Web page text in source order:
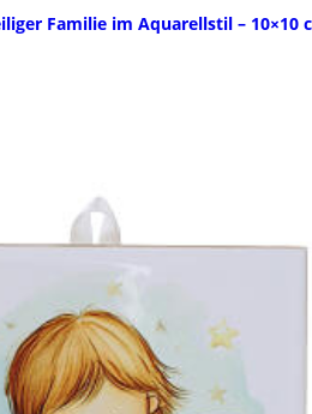
Familie im Aquarellstil – 10×10